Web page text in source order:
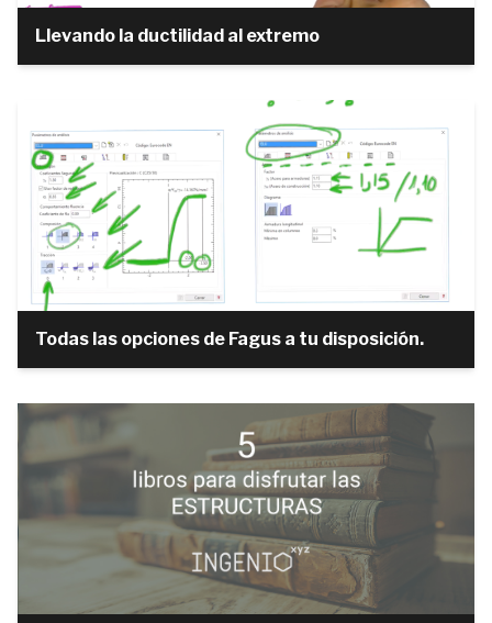
Llevando la ductilidad al extremo
Todas las opciones de Fagus a tu disposición.